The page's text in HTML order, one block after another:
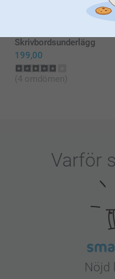
Skrivbordsunderlägg
199,00
(4 omdömen)
Varför
Nöjd